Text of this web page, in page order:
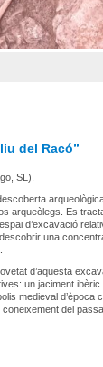
del Racó”
SL).
arqueòlegs. Es
d’excavació
una
d’aquesta
un jaciment
medieval d’època
del